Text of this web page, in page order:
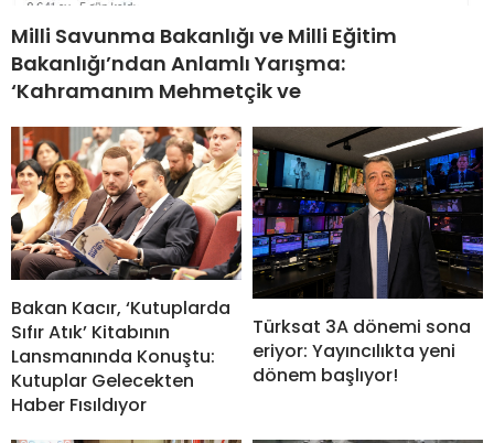
Milli Savunma Bakanlığı ve Milli Eğitim
Bakanlığı’ndan Anlamlı Yarışma:
‘Kahramanım Mehmetçik ve
Bakan Kacır, ‘Kutuplarda
Sıfır Atık’ Kitabının
Lansmanında Konuştu:
Kutuplar Gelecekten
Haber Fısıldıyor
Türksat 3A dönemi sona
eriyor: Yayıncılıkta yeni
dönem başlıyor!